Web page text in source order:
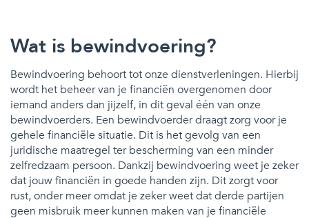
Wat is bewindvoering?
Bewindvoering behoort tot onze dienstverleningen. Hierbij
wordt het beheer van je financiën overgenomen door
iemand anders dan jijzelf, in dit geval één van onze
bewindvoerders. Een bewindvoerder draagt zorg voor je
gehele financiële situatie. Dit is het gevolg van een
juridische maatregel ter bescherming van een minder
zelfredzaam persoon. Dankzij bewindvoering weet je zeker
dat jouw financiën in goede handen zijn. Dit zorgt voor
rust, onder meer omdat je zeker weet dat derde partijen
geen misbruik meer kunnen maken van je financiële